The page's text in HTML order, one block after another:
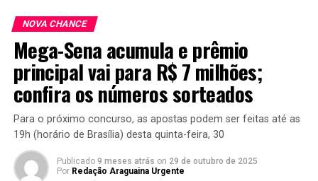
NOVA CHANCE
Mega-Sena acumula e prêmio
principal vai para R$ 7 milhões;
confira os números sorteados
Para o próximo concurso, as apostas podem ser feitas até as
19h (horário de Brasília) desta quinta-feira, 30
Publicado 9 meses atrás on 29 de outubro de 2025
Por Redação Araguaina Urgente